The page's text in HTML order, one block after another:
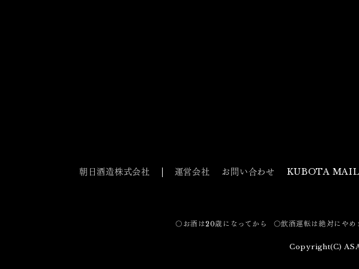
朝日酒造株式会社 運営会社 お問い合わせ KUBOTA MAIL
〇お酒は20歳になってから 〇飲酒運転は絶対にやめ
Copyright(C)